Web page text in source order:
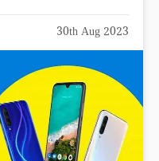
30th Aug 2023